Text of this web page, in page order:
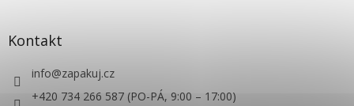
Kontakt
info@zapakuj.cz
+420 734 266 587 (PO-PÁ, 9:00 – 17:00)